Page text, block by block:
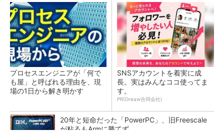
プロセスエンジニアが「何で
も屋」と呼ばれる理由を、現
場の1日から解き明かす
SNSアカウントを着実に成
長。実はみんなココ使ってま
す。
PR(Dreaw合同会社)
20年と短命だった「PowerPC」、旧Freescale
が粘るもArmに勝てず